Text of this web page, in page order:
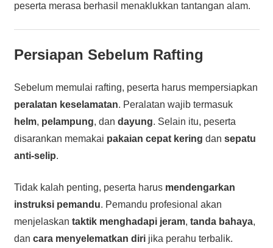
peserta merasa berhasil menaklukkan tantangan alam.
Persiapan Sebelum Rafting
Sebelum memulai rafting, peserta harus mempersiapkan
peralatan keselamatan. Peralatan wajib termasuk
helm, pelampung, dan dayung. Selain itu, peserta
disarankan memakai pakaian cepat kering dan sepatu
anti-selip.
Tidak kalah penting, peserta harus mendengarkan
instruksi pemandu. Pemandu profesional akan
menjelaskan taktik menghadapi jeram, tanda bahaya,
dan cara menyelematkan dirijika perahu terbalik.